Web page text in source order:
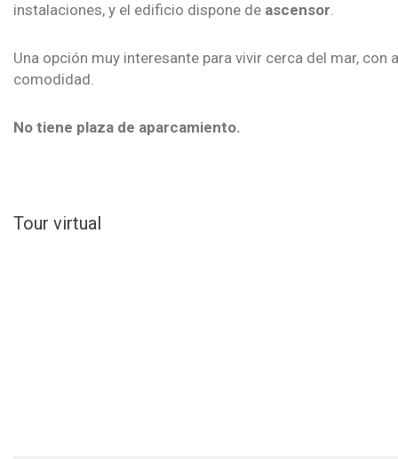
instalaciones, y el edificio dispone de ascensor.
Una opción muy interesante para vivir cerca del mar, con
comodidad.
No tiene plaza de aparcamiento.
Tour virtual